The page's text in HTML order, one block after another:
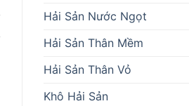
Hải Sản Nước Ngọt
Hải Sản Thân Mềm
Hải Sản Thân Vỏ
Khô Hải Sản